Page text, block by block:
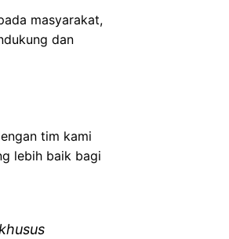
masyarakat,
dan
tim kami
lebih baik bagi